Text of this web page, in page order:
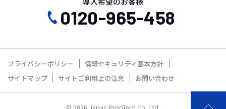
0120-965-458
プライバシーポリシー
情報セキュリティ基本方針
サイトマップ
サイトご利用上の注意 お問い合わせ